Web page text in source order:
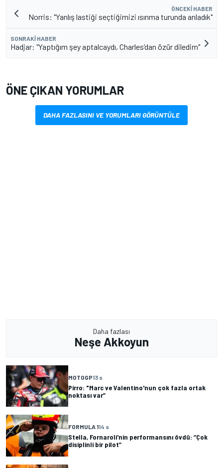
ÖNCEKI HABER
Norris: "Yanlış lastiği seçtiğimizi ısınma turunda anladık"
SONRAKI HABER
Hadjar: "Yaptığım şey aptalcaydı, Charles’dan özür diledim"
ÖNE ÇIKAN YORUMLAR
DAHA FAZLASINI VE YORUMLARI GÖRÜNTÜLE
Daha fazlası
Neşe Akkoyun
MOTOGP13 s
Pirro: "Marc ve Valentino'nun çok fazla ortak
noktası var”
FORMULA 114 s
Stella, Fornaroli'nin performansını övdü: “Çok
disiplinli bir pilot”